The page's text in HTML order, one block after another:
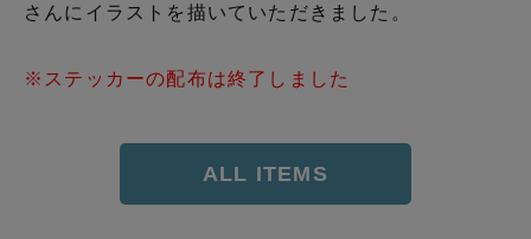
さんにイラストを描いていただきました。
※ステッカーの配布は終了しました
ALL ITEMS